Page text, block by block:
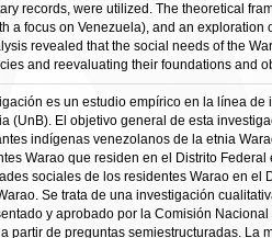
records, were utilized. The theoretical
a focus on Venezuela), and an
revealed that the social needs of the
and reevaluating their foundations and
es un estudio empírico en la línea
(UnB). El objetivo general de esta
indígenas venezolanos de la etnia
Warao que residen en el Distrito
sociales de los residentes Warao en
Se trata de una investigación
y aprobado por la Comisión
partir de preguntas semiestructuradas. La